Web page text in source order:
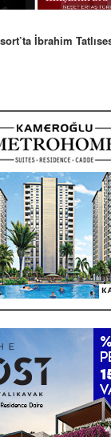
İbrahim